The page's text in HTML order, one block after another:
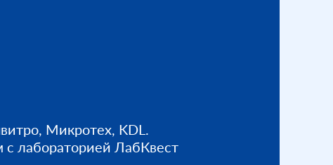
Микротех, KDL.
лабораторией ЛабКвест